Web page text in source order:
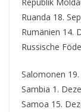
Ruanda 18.
Rumänien 14.
Russische
Salomonen
Sambia 1.
Samoa 15.